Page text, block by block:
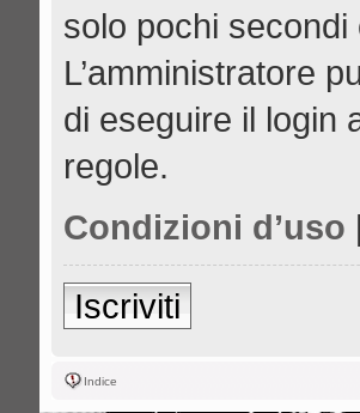
solo pochi secondi
L’amministratore
di eseguire il login
regole.
Condizioni d’uso
Iscriviti
Indice